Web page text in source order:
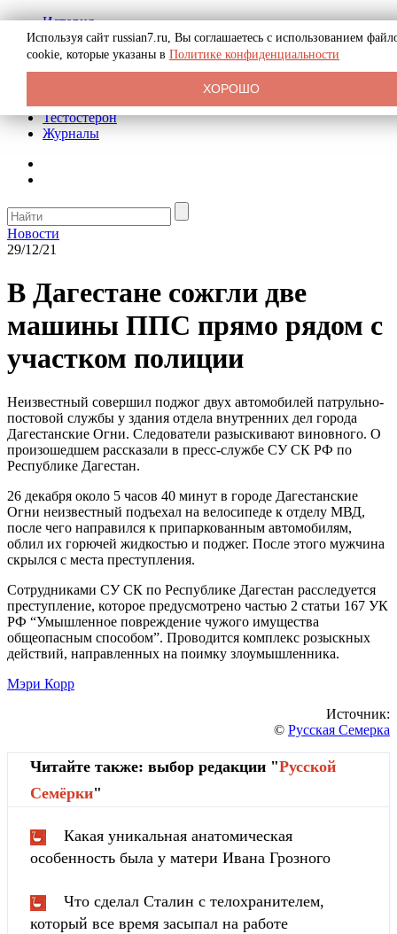
История
Биография
Криминал
Реклама на сайте
Тестостерон
Журналы
Новости
29/12/21
В Дагестане сожгли две
машины ППС прямо рядом с
участком полиции
Неизвестный совершил поджог двух автомобилей патрульно-
постовой службы у здания отдела внутренних дел города
Дагестанские Огни. Следователи разыскивают виновного. О
произошедшем рассказали в пресс-службе СУ СК РФ по
Республике Дагестан.
26 декабря около 5 часов 40 минут в городе Дагестанские
Огни неизвестный подъехал на велосипеде к отделу МВД,
после чего направился к припаркованным автомобилям,
облил их горючей жидкостью и поджег. После этого мужчина
скрылся с места преступления.
Сотрудниками СУ СК по Республике Дагестан расследуется
преступление, которое предусмотрено частью 2 статьи 167 УК
РФ “Умышленное повреждение чужого имущества
общеопасным способом”. Проводится комплекс розыскных
действий, направленных на поимку злоумышленника.
Мэри Корр
Источник:
© Русская Семерка
Читайте также: выбор редакции "Русской
Cемёрки"
Какая уникальная анатомическая
особенность была у матери Ивана Грозного
Что сделал Сталин с телохранителем,
который все время засыпал на работе
Используя сайт russian7.ru, Вы соглашаетесь с использованием
cookie, которые указаны в Политике конфиденциальности
ХОРОШО